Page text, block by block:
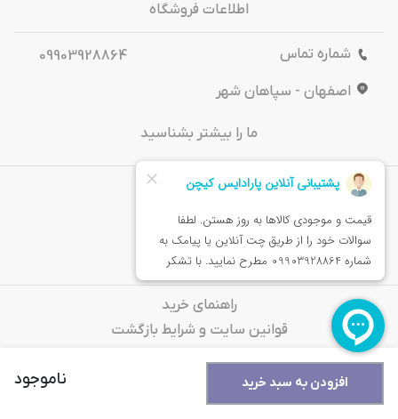
افزودن به سبد خرید ناموجود
اطلاعات فروشگاه
شماره تماس
09903928864
اصفهان - سپاهان شهر
ما را بیشتر بشناسید
درباره‌ ما
تماس باما
خدمات مشتریان
راهنمای خرید
قوانین سایت و شرایط بازگشت